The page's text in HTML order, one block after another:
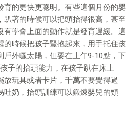
的更快更聰明。有些這個月份的嬰
著的時候可以把頭抬得很高，甚至
學會上面的動作就是發育遲緩。這
時候把孩子豎抱起來，用手托住孩
外曬太陽，但要在上午9-10點，下
子的抬頭能力，在孩子趴在床上
玩具或者卡片，千萬不要覺得過
奶，抬頭訓練可以鍛煉嬰兒的頸